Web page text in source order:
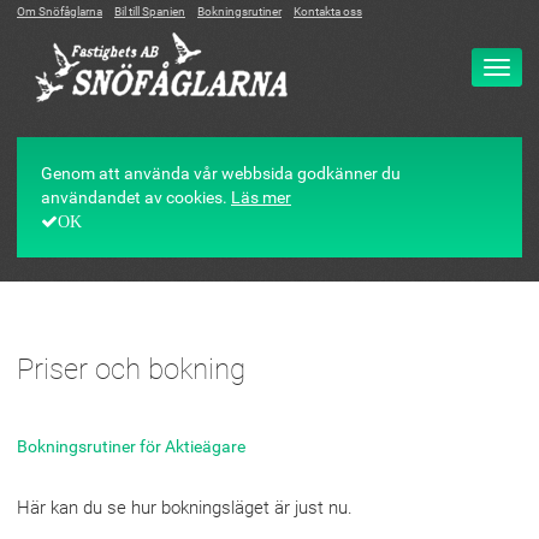
Om Snöfåglarna Bil till Spanien Bokningsrutiner Kontakta oss
Genom att använda vår webbsida godkänner du
användandet av cookies. Läs mer
OK
Priser och bokning
Bokningsrutiner för Aktieägare
Här kan du se hur bokningsläget är just nu.